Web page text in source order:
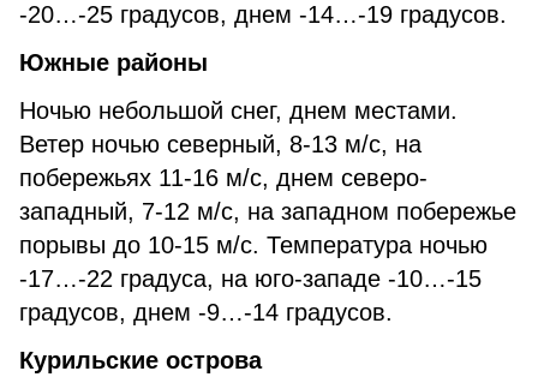
-20…-25 градусов, днем -14…-19 градусов.
Южные районы
Ночью небольшой снег, днем местами.
Ветер ночью северный, 8-13 м/с, на
побережьях 11-16 м/с, днем северо-
западный, 7-12 м/с, на западном побережье
порывы до 10-15 м/с. Температура ночью
-17…-22 градуса, на юго-западе -10…-15
градусов, днем -9…-14 градусов.
Курильские острова